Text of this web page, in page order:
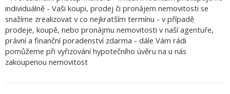
individuálně - Vaši koupi, prodej či pronájem nemovitosti se
snažíme zrealizovat v co nejkratším termínu - v případě
prodeje, koupě, nebo pronájmu nemovitosti v naší agentuře,
právní a finanční poradenství zdarma - dále Vám rádi
pomůžeme při vyřizování hypotečního úvěru na u nás
zakoupenou nemovitost